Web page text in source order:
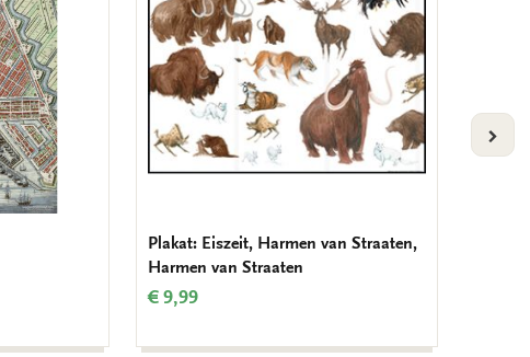
Plakat: Eiszeit, Harmen van Straaten,
Harmen van Straaten
€ 9,99